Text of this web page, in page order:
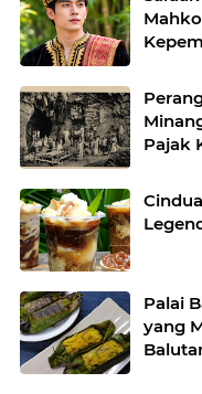
Pajak
Cindua
Palai
yang